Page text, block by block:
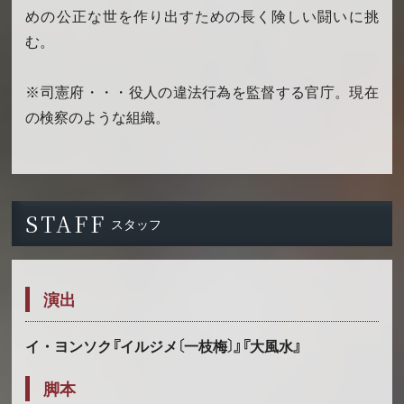
めの公正な世を作り出すための長く険しい闘いに挑
む。
※司憲府・・・役人の違法行為を監督する官庁。現在
の検察のような組織。
STAFF スタッフ
演出
イ・ヨンソク『イルジメ〔一枝梅〕』『大風水』
脚本